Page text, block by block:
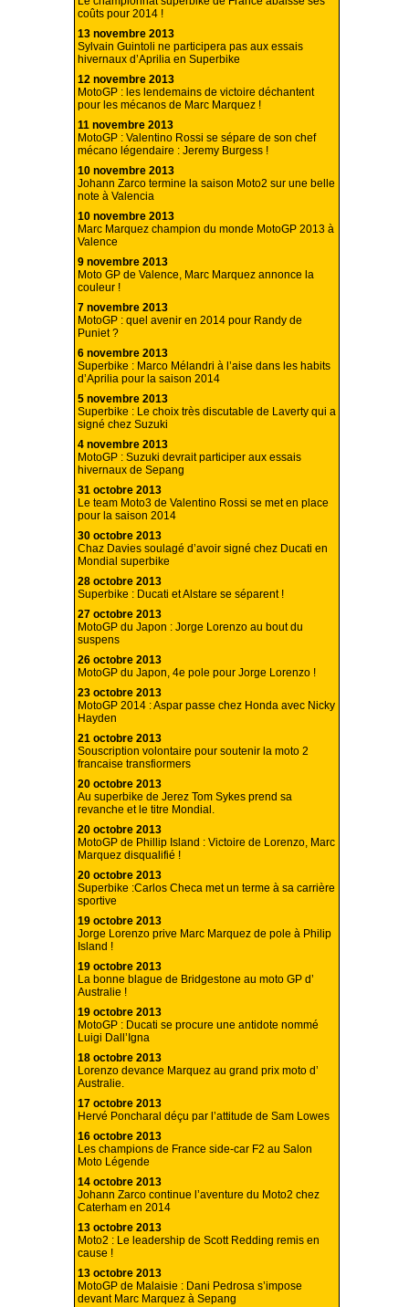
coûts pour 2014 !
13 novembre 2013
Sylvain Guintoli ne participera pas aux essais
hivernaux d’Aprilia en Superbike
12 novembre 2013
MotoGP : les lendemains de victoire déchantent
pour les mécanos de Marc Marquez !
11 novembre 2013
MotoGP : Valentino Rossi se sépare de son chef
mécano légendaire : Jeremy Burgess !
10 novembre 2013
Johann Zarco termine la saison Moto2 sur une belle
note à Valencia
10 novembre 2013
Marc Marquez champion du monde MotoGP 2013 à
Valence
9 novembre 2013
Moto GP de Valence, Marc Marquez annonce la
couleur !
7 novembre 2013
MotoGP : quel avenir en 2014 pour Randy de
Puniet ?
6 novembre 2013
Superbike : Marco Mélandri à l’aise dans les habits
d’Aprilia pour la saison 2014
5 novembre 2013
Superbike : Le choix très discutable de Laverty qui a
signé chez Suzuki
4 novembre 2013
MotoGP : Suzuki devrait participer aux essais
hivernaux de Sepang
31 octobre 2013
Le team Moto3 de Valentino Rossi se met en place
pour la saison 2014
30 octobre 2013
Chaz Davies soulagé d’avoir signé chez Ducati en
Mondial superbike
28 octobre 2013
Superbike : Ducati et Alstare se séparent !
27 octobre 2013
MotoGP du Japon : Jorge Lorenzo au bout du
suspens
26 octobre 2013
MotoGP du Japon, 4e pole pour Jorge Lorenzo !
23 octobre 2013
MotoGP 2014 : Aspar passe chez Honda avec Nicky
Hayden
21 octobre 2013
Souscription volontaire pour soutenir la moto 2
francaise transfiormers
20 octobre 2013
Au superbike de Jerez Tom Sykes prend sa
revanche et le titre Mondial.
20 octobre 2013
MotoGP de Phillip Island : Victoire de Lorenzo, Marc
Marquez disqualifié !
20 octobre 2013
Superbike :Carlos Checa met un terme à sa carrière
sportive
19 octobre 2013
Jorge Lorenzo prive Marc Marquez de pole à Philip
Island !
19 octobre 2013
La bonne blague de Bridgestone au moto GP d’
Australie !
19 octobre 2013
MotoGP : Ducati se procure une antidote nommé
Luigi Dall’Igna
18 octobre 2013
Lorenzo devance Marquez au grand prix moto d’
Australie.
17 octobre 2013
Hervé Poncharal déçu par l’attitude de Sam Lowes
16 octobre 2013
Les champions de France side-car F2 au Salon
Moto Légende
14 octobre 2013
Johann Zarco continue l’aventure du Moto2 chez
Caterham en 2014
13 octobre 2013
Moto2 : Le leadership de Scott Redding remis en
cause !
13 octobre 2013
MotoGP de Malaisie : Dani Pedrosa s’impose
devant Marc Marquez à Sepang